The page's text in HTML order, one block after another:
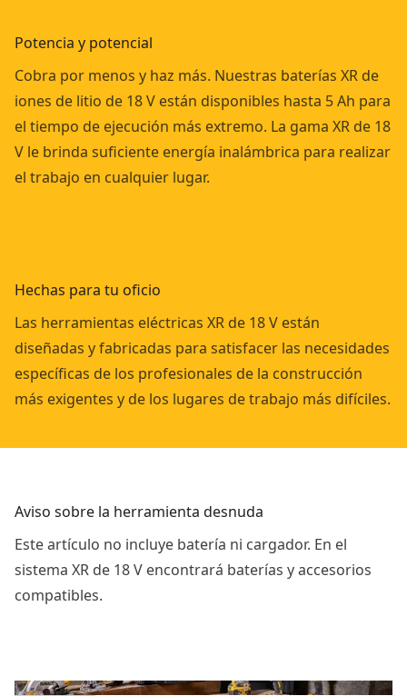
Potencia y potencial
Cobra por menos y haz más. Nuestras baterías XR de
iones de litio de 18 V están disponibles hasta 5 Ah para
el tiempo de ejecución más extremo. La gama XR de 18
V le brinda suficiente energía inalámbrica para realizar
el trabajo en cualquier lugar.
Hechas para tu oficio
Las herramientas eléctricas XR de 18 V están
diseñadas y fabricadas para satisfacer las necesidades
específicas de los profesionales de la construcción
más exigentes y de los lugares de trabajo más difíciles.
Aviso sobre la herramienta desnuda
Este artículo no incluye batería ni cargador. En el
sistema XR de 18 V encontrará baterías y accesorios
compatibles.